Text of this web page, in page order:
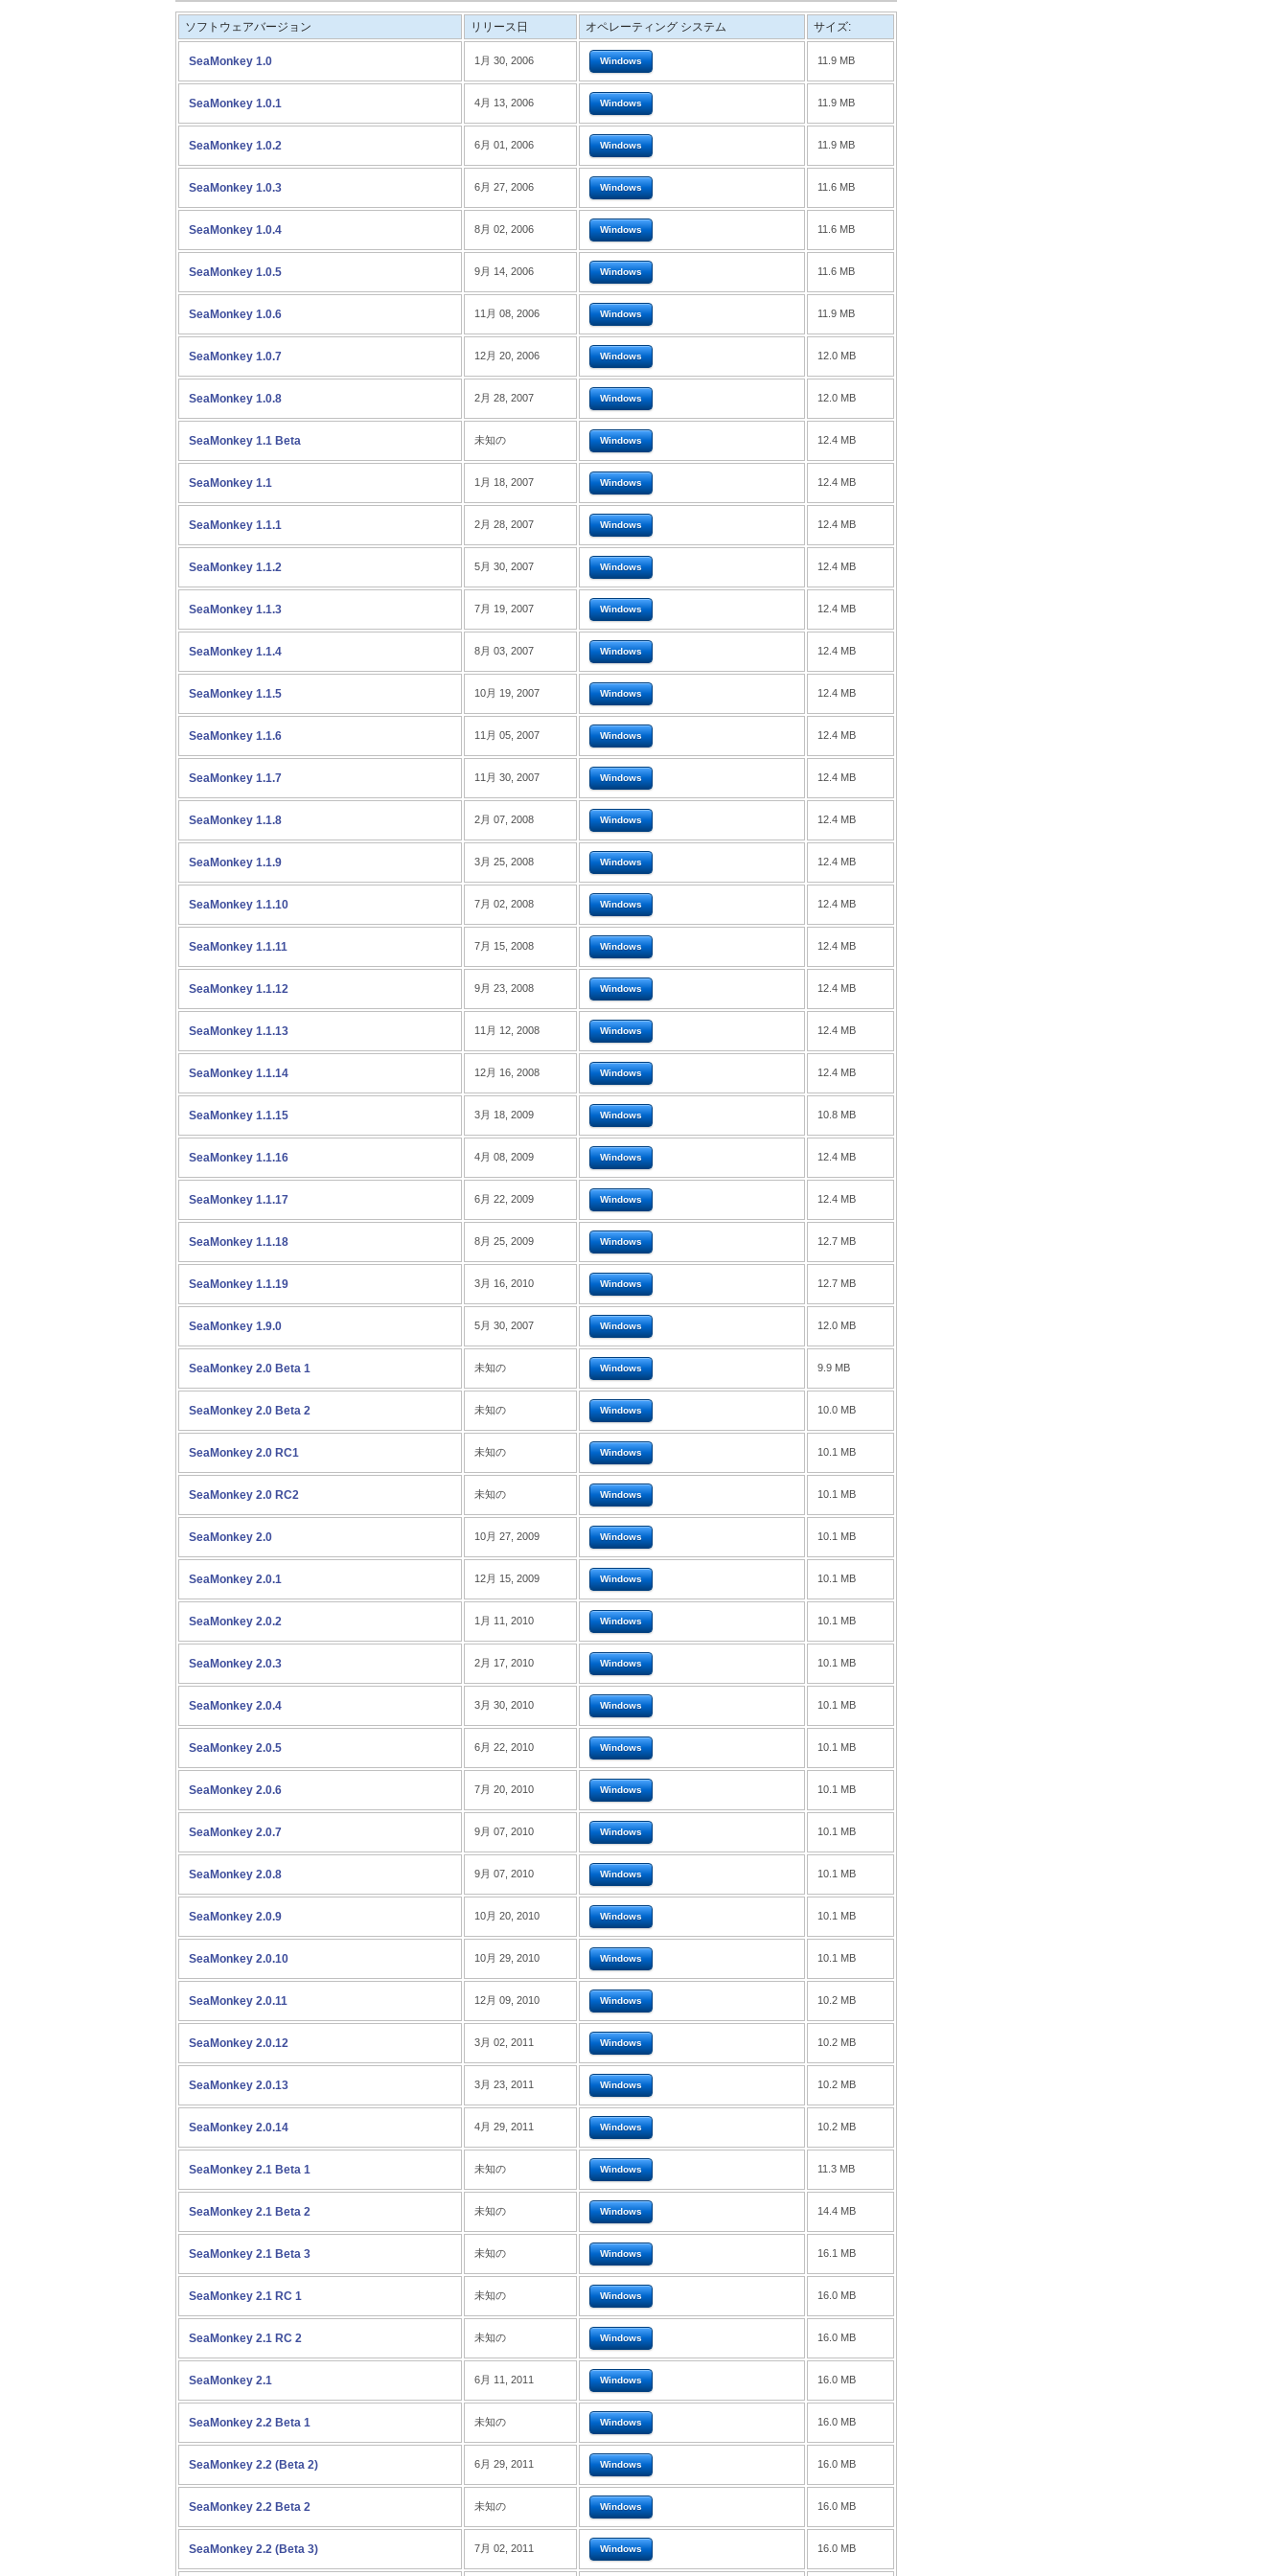
ソフトウェアバージョン リリース日 オペレーティング システム サイズ:
SeaMonkey 1.0 1月 30, 2006 Windows 11.9 MB
SeaMonkey 1.0.1 4月 13, 2006 Windows 11.9 MB
SeaMonkey 1.0.2 6月 01, 2006 Windows 11.9 MB
SeaMonkey 1.0.3 6月 27, 2006 Windows 11.6 MB
SeaMonkey 1.0.4 8月 02, 2006 Windows 11.6 MB
SeaMonkey 1.0.5 9月 14, 2006 Windows 11.6 MB
SeaMonkey 1.0.6 11月 08, 2006 Windows 11.9 MB
SeaMonkey 1.0.7 12月 20, 2006 Windows 12.0 MB
SeaMonkey 1.0.8 2月 28, 2007 Windows 12.0 MB
SeaMonkey 1.1 Beta 未知の Windows 12.4 MB
SeaMonkey 1.1 1月 18, 2007 Windows 12.4 MB
SeaMonkey 1.1.1 2月 28, 2007 Windows 12.4 MB
SeaMonkey 1.1.2 5月 30, 2007 Windows 12.4 MB
SeaMonkey 1.1.3 7月 19, 2007 Windows 12.4 MB
SeaMonkey 1.1.4 8月 03, 2007 Windows 12.4 MB
SeaMonkey 1.1.5 10月 19, 2007 Windows 12.4 MB
SeaMonkey 1.1.6 11月 05, 2007 Windows 12.4 MB
SeaMonkey 1.1.7 11月 30, 2007 Windows 12.4 MB
SeaMonkey 1.1.8 2月 07, 2008 Windows 12.4 MB
SeaMonkey 1.1.9 3月 25, 2008 Windows 12.4 MB
SeaMonkey 1.1.10 7月 02, 2008 Windows 12.4 MB
SeaMonkey 1.1.11 7月 15, 2008 Windows 12.4 MB
SeaMonkey 1.1.12 9月 23, 2008 Windows 12.4 MB
SeaMonkey 1.1.13 11月 12, 2008 Windows 12.4 MB
SeaMonkey 1.1.14 12月 16, 2008 Windows 12.4 MB
SeaMonkey 1.1.15 3月 18, 2009 Windows 10.8 MB
SeaMonkey 1.1.16 4月 08, 2009 Windows 12.4 MB
SeaMonkey 1.1.17 6月 22, 2009 Windows 12.4 MB
SeaMonkey 1.1.18 8月 25, 2009 Windows 12.7 MB
SeaMonkey 1.1.19 3月 16, 2010 Windows 12.7 MB
SeaMonkey 1.9.0 5月 30, 2007 Windows 12.0 MB
SeaMonkey 2.0 Beta 1 未知の Windows 9.9 MB
SeaMonkey 2.0 Beta 2 未知の Windows 10.0 MB
SeaMonkey 2.0 RC1 未知の Windows 10.1 MB
SeaMonkey 2.0 RC2 未知の Windows 10.1 MB
SeaMonkey 2.0 10月 27, 2009 Windows 10.1 MB
SeaMonkey 2.0.1 12月 15, 2009 Windows 10.1 MB
SeaMonkey 2.0.2 1月 11, 2010 Windows 10.1 MB
SeaMonkey 2.0.3 2月 17, 2010 Windows 10.1 MB
SeaMonkey 2.0.4 3月 30, 2010 Windows 10.1 MB
SeaMonkey 2.0.5 6月 22, 2010 Windows 10.1 MB
SeaMonkey 2.0.6 7月 20, 2010 Windows 10.1 MB
SeaMonkey 2.0.7 9月 07, 2010 Windows 10.1 MB
SeaMonkey 2.0.8 9月 07, 2010 Windows 10.1 MB
SeaMonkey 2.0.9 10月 20, 2010 Windows 10.1 MB
SeaMonkey 2.0.10 10月 29, 2010 Windows 10.1 MB
SeaMonkey 2.0.11 12月 09, 2010 Windows 10.2 MB
SeaMonkey 2.0.12 3月 02, 2011 Windows 10.2 MB
SeaMonkey 2.0.13 3月 23, 2011 Windows 10.2 MB
SeaMonkey 2.0.14 4月 29, 2011 Windows 10.2 MB
SeaMonkey 2.1 Beta 1 未知の Windows 11.3 MB
SeaMonkey 2.1 Beta 2 未知の Windows 14.4 MB
SeaMonkey 2.1 Beta 3 未知の Windows 16.1 MB
SeaMonkey 2.1 RC 1 未知の Windows 16.0 MB
SeaMonkey 2.1 RC 2 未知の Windows 16.0 MB
SeaMonkey 2.1 6月 11, 2011 Windows 16.0 MB
SeaMonkey 2.2 Beta 1 未知の Windows 16.0 MB
SeaMonkey 2.2 (Beta 2) 6月 29, 2011 Windows 16.0 MB
SeaMonkey 2.2 Beta 2 未知の Windows 16.0 MB
SeaMonkey 2.2 (Beta 3) 7月 02, 2011 Windows 16.0 MB